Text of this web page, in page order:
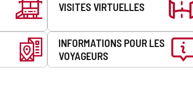
VISITES VIRTUELLES
INFORMATIONS POUR LES
VOYAGEURS